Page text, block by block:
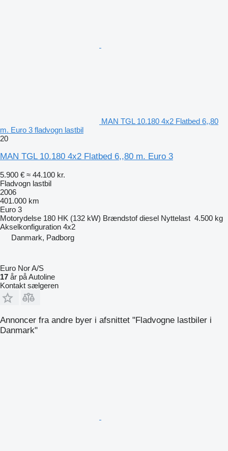
MAN TGL 10.180 4x2 Flatbed 6,,80
m. Euro 3 fladvogn lastbil
20
MAN TGL 10.180 4x2 Flatbed 6,,80 m. Euro 3
5.900 € ≈ 44.100 kr.
Fladvogn lastbil
2006
401.000 km
Euro 3
Motorydelse 180 HK (132 kW) Brændstof diesel Nyttelast 4.500 kg
Akselkonfiguration 4x2
Danmark, Padborg
Euro Nor A/S
17 år på Autoline
Kontakt sælgeren
Annoncer fra andre byer i afsnittet "Fladvogne lastbiler i
Danmark"